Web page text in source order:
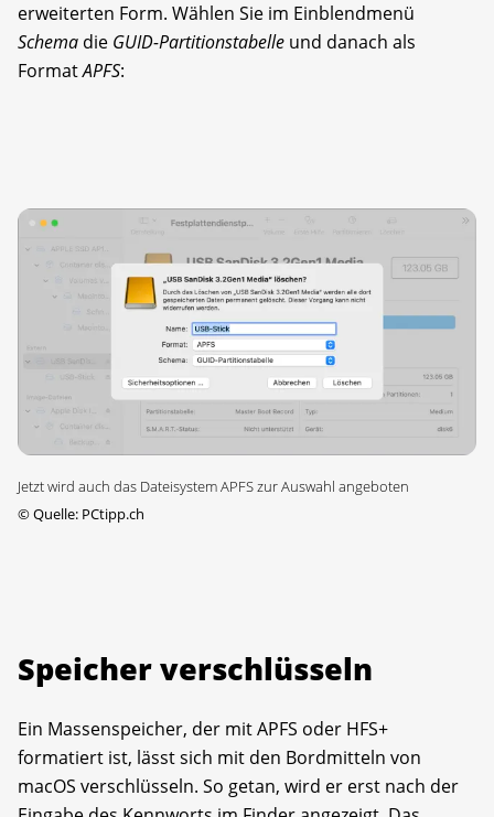
erweiterten Form. Wählen Sie im Einblendmenü
Schema die GUID-Partitionstabelle und danach als
FormatAPFS:
Jetzt wird auch das Dateisystem APFS zur Auswahl angeboten
©Quelle: PCtipp.ch
Speicher verschlüsseln
Ein Massenspeicher, der mit APFS oder HFS+
formatiert ist, lässt sich mit den Bordmitteln von
macOS verschlüsseln. So getan, wird er erst nach der